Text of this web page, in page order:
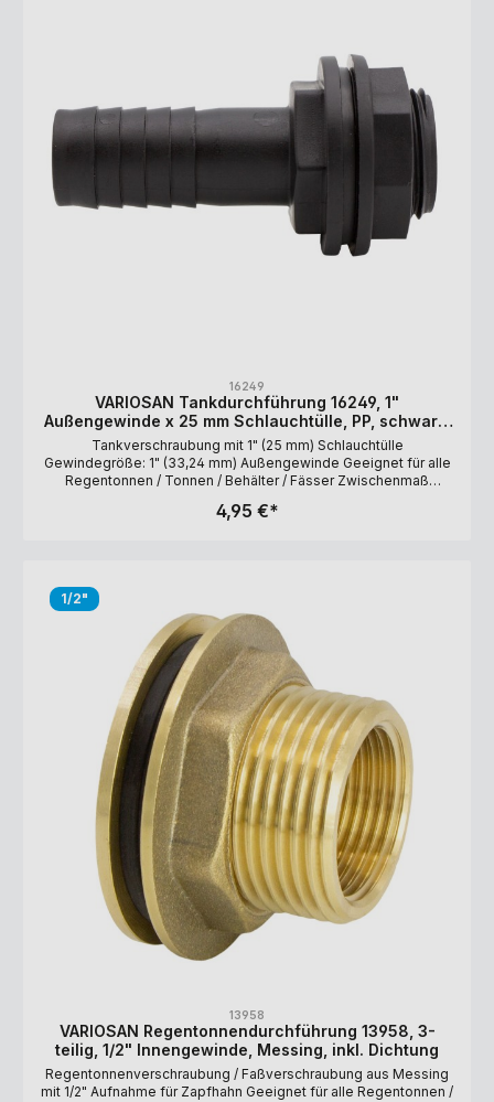
16249
VARIOSAN Tankdurchführung 16249, 1"
Außengewinde x 25 mm Schlauchtülle, PP, schwarz,
inkl. Dichtung
Tankverschraubung mit 1" (25 mm) Schlauchtülle
Gewindegröße: 1" (33,24 mm) Außengewinde Geeignet für alle
Regentonnen / Tonnen / Behälter / Fässer Zwischenmaß
Polypropylen (PP) Lieferumfang: Tülle, Überwurfmutter,
4,95 €*
1/2"
13958
VARIOSAN Regentonnendurchführung 13958, 3-
teilig, 1/2" Innengewinde, Messing, inkl. Dichtung
Regentonnenverschraubung / Faßverschraubung aus Messing
mit 1/2" Aufnahme für Zapfhahn Geeignet für alle Regentonnen /